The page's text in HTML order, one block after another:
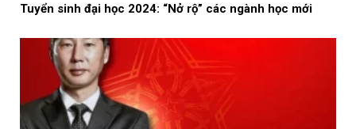
Tuyển sinh đại học 2024: “Nở rộ” các ngành học mới